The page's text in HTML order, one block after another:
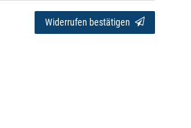
Widerrufen bestätigen